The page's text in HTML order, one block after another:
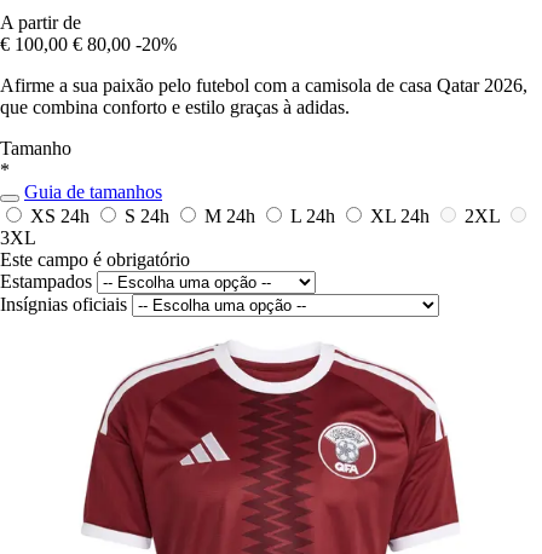
A partir de
€ 100,00 € 80,00 -20%
Afirme a sua paixão pelo futebol com a camisola de casa Qatar 2026,
que combina conforto e estilo graças à adidas.
Tamanho
*
Guia de tamanhos
XS 24h S 24h M 24h L 24h XL 24h
2XL
3XL
Este campo é obrigatório
Estampados
Insígnias oficiais